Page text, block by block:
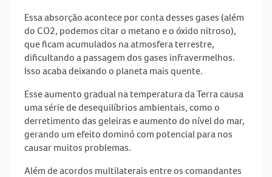
Essa absorção acontece por conta desses gases (além
do CO2, podemos citar o metano e o óxido nitroso),
que ficam acumulados na atmosfera terrestre,
dificultando a passagem dos gases infravermelhos.
Isso acabadeixando o planeta mais quente.
Esse aumento gradual na temperatura da Terra causa
uma série de desequilíbrios ambientais, como o
derretimento das geleiras e aumento do nível do mar,
gerando um efeito dominó com potencial para nos
causar muitos problemas.
Além de acordos multilaterais entre os comandantes